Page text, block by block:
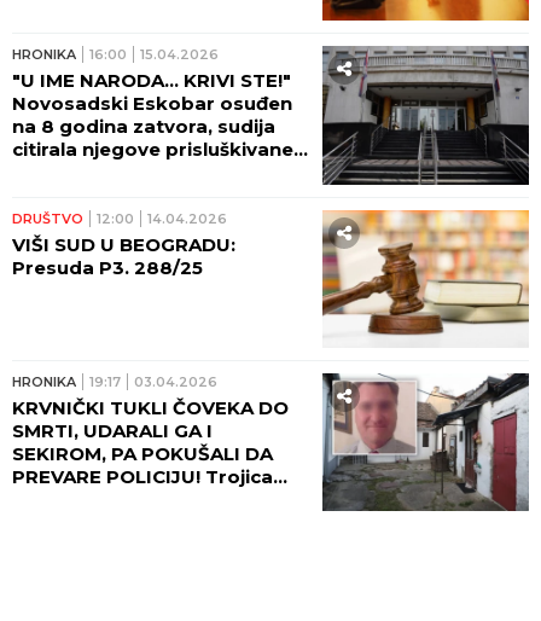
HRONIKA 16:00 15.04.2026
"U IME NARODA… KRIVI STE!"
Novosadski Eskobar osuđen
na 8 godina zatvora, sudija
citirala njegove prisluškivane
DRUŠTVO 12:00 14.04.2026
VIŠI SUD U BEOGRADU:
Presuda P3. 288/25
HRONIKA 19:17 03.04.2026
KRVNIČKI TUKLI ČOVEKA DO
SMRTI, UDARALI GA I
SEKIROM, PA POKUŠALI DA
PREVARE POLICIJU! Trojica